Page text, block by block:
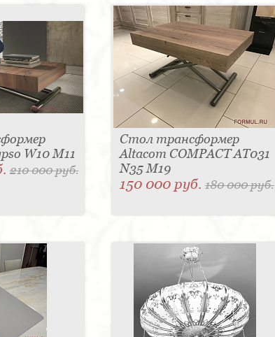
W10 M11
210 000 руб.
Стол трансформер
Altacom COMPACT AT031
N35 M19
150 000 руб. 180 000 руб.